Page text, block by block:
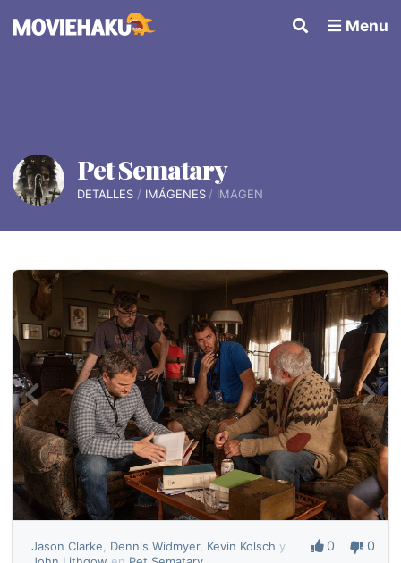
Menu
Pet Sematary
DETALLES IMÁGENES IMAGEN
Jason Clarke Dennis Widmyer, Kevin Kolsch y
0 0